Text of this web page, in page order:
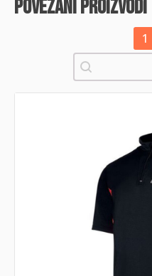
povezani proizvodi
1
Pretraži